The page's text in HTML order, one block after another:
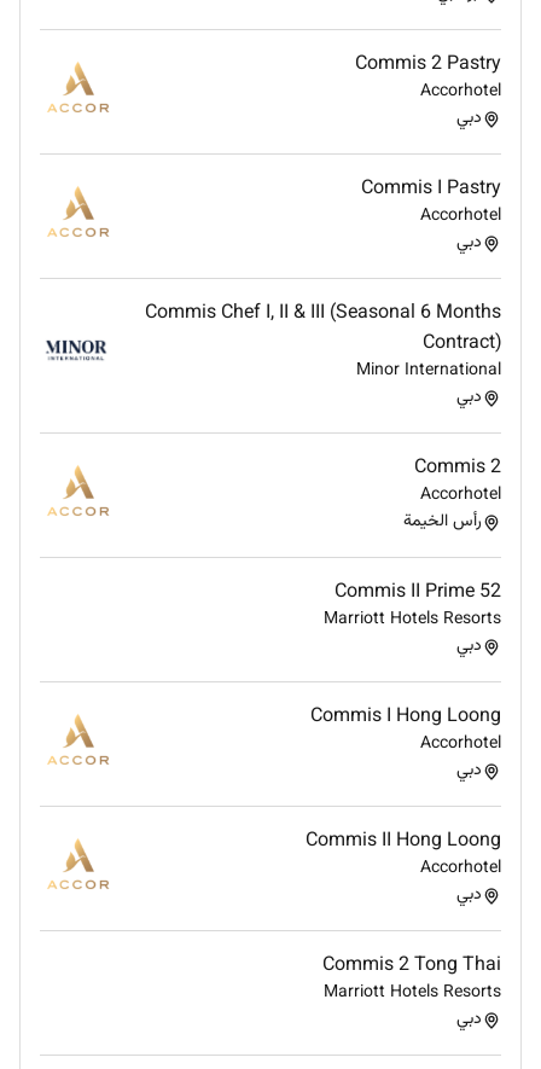
Commis 2 Pastry
Accorhotel
دبي
Commis I Pastry
Accorhotel
دبي
Commis Chef I, II & III (Seasonal 6 Months
Contract)
Minor International
دبي
Commis 2
Accorhotel
رأس الخيمة
Commis II Prime 52
Marriott Hotels Resorts
دبي
Commis I Hong Loong
Accorhotel
دبي
Commis II Hong Loong
Accorhotel
دبي
Commis 2 Tong Thai
Marriott Hotels Resorts
دبي